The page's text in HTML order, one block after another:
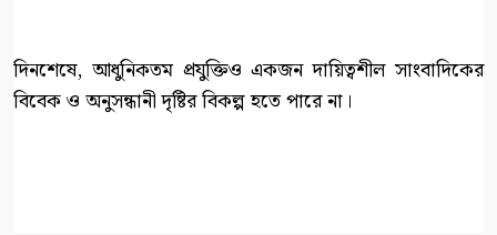
দিনশেষে, আধুনিকতম প্রযুক্তিও একজন দায়িত্বশীল সাংবাদিকের
বিবেক ও অনুসন্ধানী দৃষ্টির বিকল্প হতে পারে না।